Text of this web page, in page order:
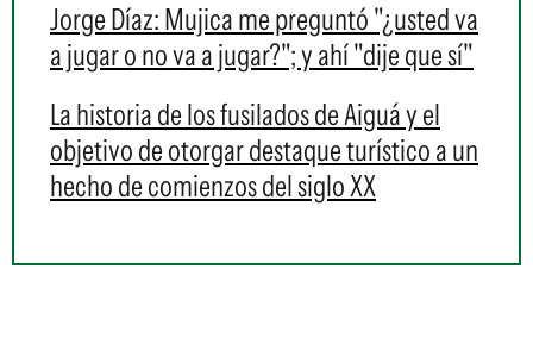
Jorge Díaz: Mujica me preguntó "¿usted va
a jugar o no va a jugar?"; y ahí "dije que sí"
La historia de los fusilados de Aiguá y el
objetivo de otorgar destaque turístico a un
hecho de comienzos del siglo XX